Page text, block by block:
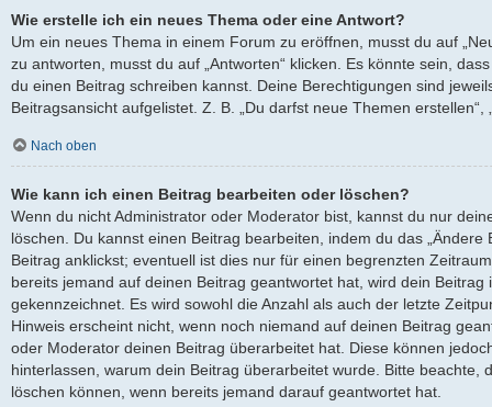
Wie erstelle ich ein neues Thema oder eine Antwort?
Um ein neues Thema in einem Forum zu eröffnen, musst du auf
zu antworten, musst du auf „Antworten“ klicken. Es könnte sein,
du einen Beitrag schreiben kannst. Deine Berechtigungen sind
Beitragsansicht aufgelistet. Z. B. „Du darfst neue Themen erstellen“,
Nach oben
Wie kann ich einen Beitrag bearbeiten oder löschen?
Wenn du nicht Administrator oder Moderator bist, kannst du nur
löschen. Du kannst einen Beitrag bearbeiten, indem du das
Beitrag anklickst; eventuell ist dies nur für einen begrenzten
bereits jemand auf deinen Beitrag geantwortet hat, wird dein
gekennzeichnet. Es wird sowohl die Anzahl als auch der letzte
Hinweis erscheint nicht, wenn noch niemand auf deinen Beitrag
oder Moderator deinen Beitrag überarbeitet hat. Diese können
hinterlassen, warum dein Beitrag überarbeitet wurde. Bitte beachte,
löschen können, wenn bereits jemand darauf geantwortet hat.